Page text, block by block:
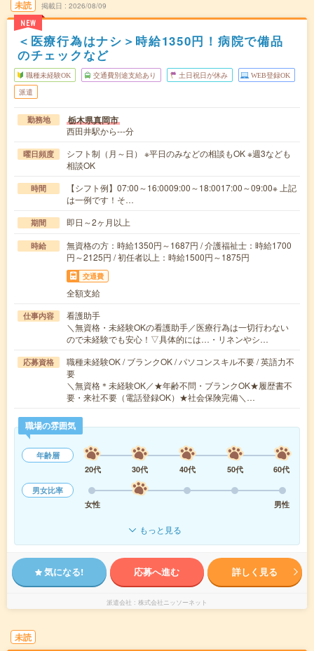
未読
NEW
掲載日 2026/08/09
＜医療行為はナシ＞時給1350円！病院で備品
のチェックなど
職種未経験OK 交通費別途支給あり 土日祝日が休み WEB登録OK
派遣
勤務地 栃木県真岡市
西田井駅から---分
曜日頻度
シフト制（月～日） ※平日のみなどの相談もOK ※週3なども
相談OK
時間
【シフト例】07:00～16:0009:00～18:0017:00～09:00※ 上記
は一例です！そ…
期間 即日～2ヶ月以上
時給
無資格の方：時給1350円～1687円 / 介護福祉士：時給1700
円～2125円 / 初任者以上：時給1500円～1875円
交通費
全額支給
仕事内容
看護助手
＼無資格・未経験OKの看護助手／医療行為は一切行わない
ので未経験でも安心！▽具体的には…・リネンやシ…
応募資格
職種未経験OK / ブランクOK / パソコンスキル不要 / 英語力不
要
＼無資格＊未経験OK／★年齢不問・ブランクOK★履歴書不
要・来社不要（電話登録OK）★社会保険完備＼…
職場の雰囲気
年齢層
20代
30代 40代 50代
60代
男女比率
女性
男性
もっと見る
気になる! 応募へ進む 詳しく見る
派遣会社 株式会社ニッソーネット
未読